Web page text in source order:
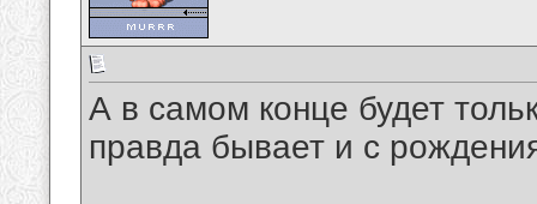
А в самом конце будет
правда бывает и с